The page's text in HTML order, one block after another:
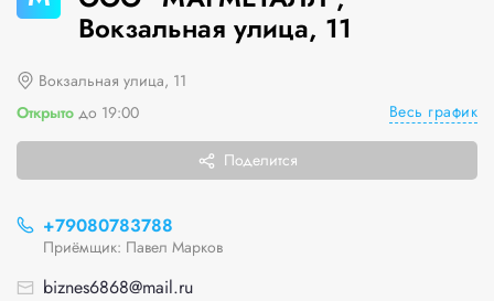
Вокзальная улица, 11
Вокзальная улица, 11
Открыто до 19:00 Весь график
Поделится
+79080783788
Приёмщик: Павел Марков
biznes6868@mail.ru